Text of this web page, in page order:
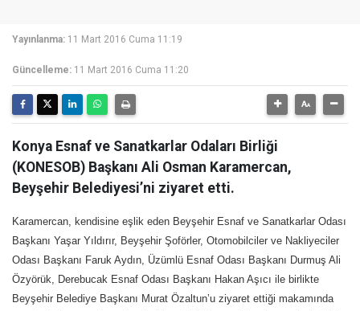
Yayınlanma: 11 Mart 2016 Cuma 11:19
Güncelleme: 11 Mart 2016 Cuma 11:20
Konya Esnaf ve Sanatkarlar Odaları Birliği
(KONESOB) Başkanı Ali Osman Karamercan,
Beyşehir Belediyesi’ni ziyaret etti.
Karamercan, kendisine eşlik eden Beyşehir Esnaf ve Sanatkarlar Odası
Başkanı Yaşar Yıldırır, Beyşehir Şoförler, Otomobilciler ve Nakliyeciler
Odası Başkanı Faruk Aydın, Üzümlü Esnaf Odası Başkanı Durmuş Ali
Özyörük, Derebucak Esnaf Odası Başkanı Hakan Aşıcı ile birlikte
Beyşehir Belediye Başkanı Murat Özaltun’u ziyaret ettiği makamında